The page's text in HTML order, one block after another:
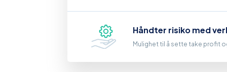
Håndter risiko med
Mulighet til å sette take profit